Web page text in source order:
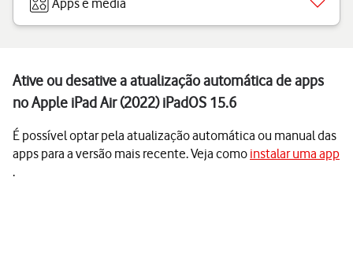
Apps e media
Ative ou desative a atualização automática de apps
no Apple iPad Air (2022) iPadOS 15.6
É possível optar pela atualização automática ou manual das
apps para a versão mais recente. Veja como instalar uma app
.